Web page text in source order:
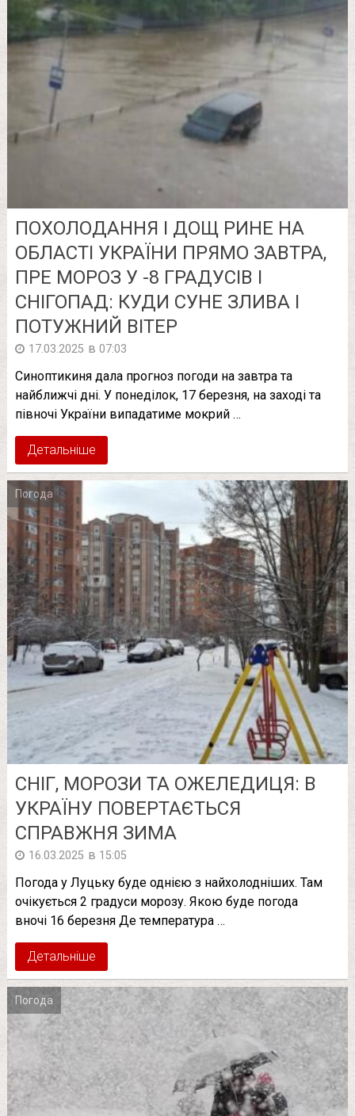
ПОХОЛОДАННЯ І ДОЩ РИНЕ НА
ОБЛАСТІ УКРАЇНИ ПРЯМО ЗАВТРА,
ПРЕ МОРОЗ У -8 ГРАДУСІВ І
СНІГОПАД: КУДИ СУНЕ ЗЛИВА І
ПОТУЖНИЙ ВІТЕР
17.03.2025 в 07:03
Синоптикиня дала прогноз погоди на завтра та
найближчі дні. У понеділок, 17 березня, на заході та
півночі України випадатиме мокрий …
Детальніше
Погода
СНІГ, МОРОЗИ ТА ОЖЕЛЕДИЦЯ: В
УКРАЇНУ ПОВЕРТАЄТЬСЯ
СПРАВЖНЯ ЗИМА
16.03.2025 в 15:05
Погода у Луцьку буде однією з найхолодніших. Там
очікується 2 градуси морозу. Якою буде погода
вночі 16 березня Де температура …
Детальніше
Погода